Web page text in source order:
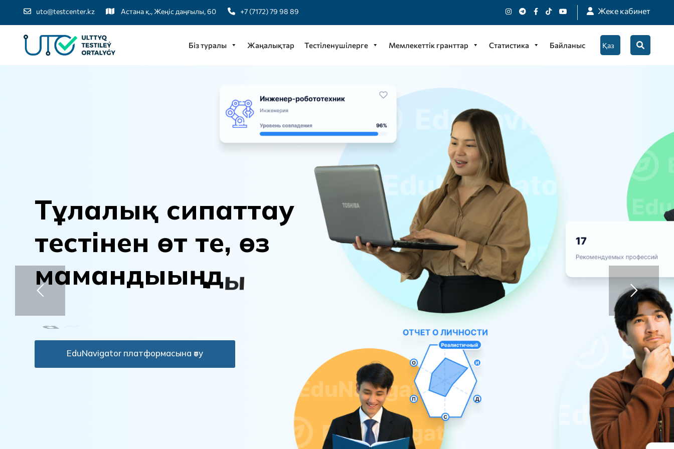
uto@testcenter.kz Астана қ., Жеңіс даңғылы, 60 +7 (7172) 79 98 89 Жеке кабинет
Біз туралы Жаңалықтар Тестіленушілерге Мемлекеттік гранттар Статистика Байланыс
Тұлалық сипаттау
тестінен өт те, өз
мамандыыңды
ан
EduNavigator платформасына өту